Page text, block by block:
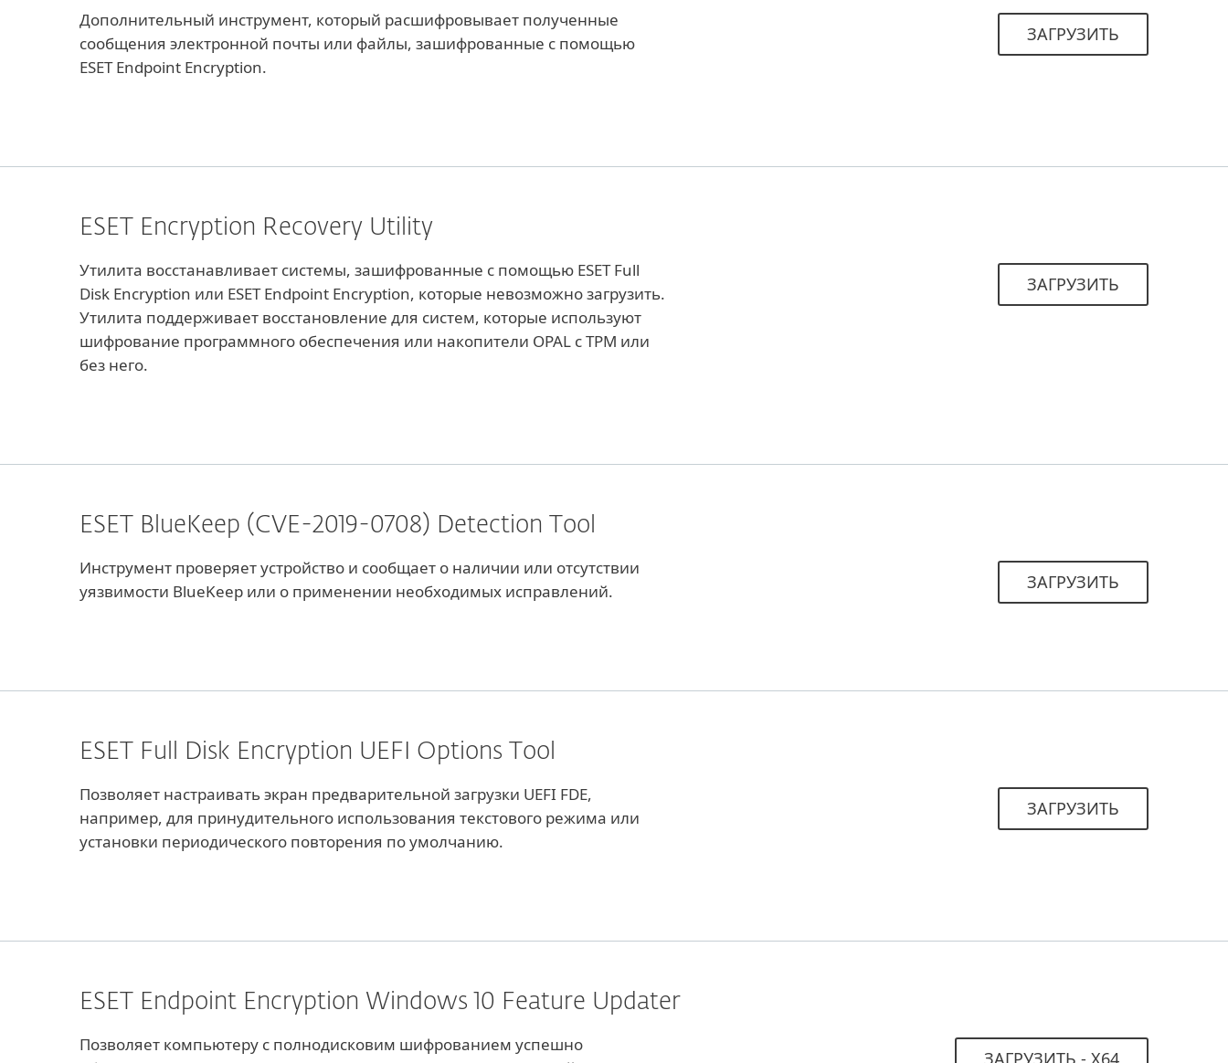
Дополнительный инструмент, который расшифровывает полученные
сообщения электронной почты или файлы, зашифрованные с помощью
ESET Endpoint Encryption.
ЗАГРУЗИТЬ
ESET Encryption Recovery Utility
Утилита восстанавливает системы, зашифрованные с помощью ESET Full
Disk Encryption или ESET Endpoint Encryption, которые невозможно загрузить.
Утилита поддерживает восстановление для систем, которые используют
шифрование программного обеспечения или накопители OPAL с TPM или
без него.
ЗАГРУЗИТЬ
ESET BlueKeep (CVE-2019-0708) Detection Tool
Инструмент проверяет устройство и сообщает о наличии или отсутствии
уязвимости BlueKeep или о применении необходимых исправлений.
ЗАГРУЗИТЬ
ESET Full Disk Encryption UEFI Options Tool
Позволяет настраивать экран предварительной загрузки UEFI FDE,
например, для принудительного использования текстового режима или
установки периодического повторения по умолчанию.
ЗАГРУЗИТЬ
ESET Endpoint Encryption Windows 10 Feature Updater
Позволяет компьютеру с полнодисковим шифрованием успешно
ЗАГРУЗИТЬ - Х64